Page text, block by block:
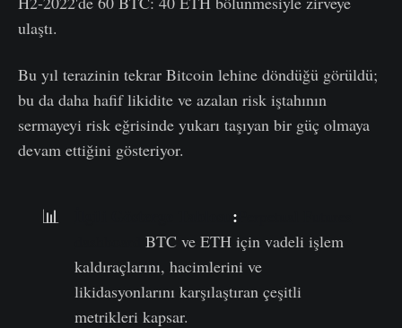
ulaştı.
Bu yıl terazinin tekrar Bitcoin lehine döndüğü görüldü;
bu da daha hafif likidite ve azalan risk iştahının
sermayeyi risk eğrisinde yukarı taşıyan bir güç olmaya
devam ettiğini gösteriyor.
📊 :
BTC ve ETH için vadeli işlem
kaldıraçlarını, hacimlerini ve
likidasyonlarını karşılaştıran çeşitli
metrikleri kapsar.